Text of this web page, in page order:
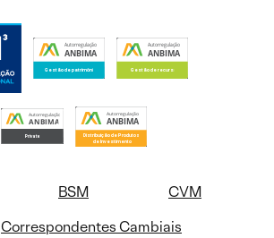
BSM
CVM
Correspondentes Cambiais